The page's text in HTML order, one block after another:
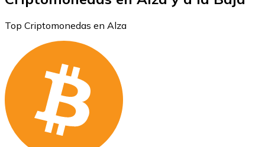
Top Criptomonedas en Alza